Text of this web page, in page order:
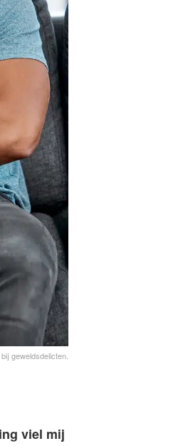
geweldsdelicten.
viel mij